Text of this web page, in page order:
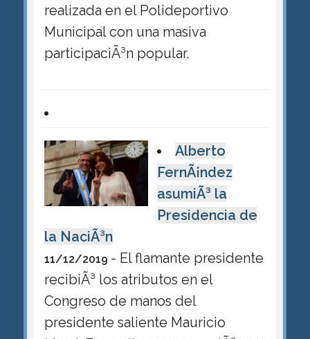
realizada en el Polideportivo
Municipal con una masiva
participaciÃ³n popular.
Alberto
FernÃ¡ndez
asumiÃ³ la
Presidencia de
la NaciÃ³n
11/12/2019 - El flamante presidente
recibiÃ³ los atributos en el
Congreso de manos del
presidente saliente Mauricio